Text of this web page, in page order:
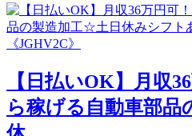
【日払いOK】月収
ら稼げる自動車部品